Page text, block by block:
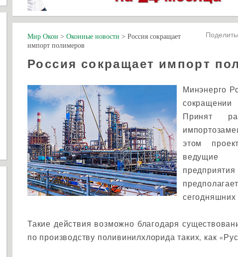
Мир Окон > Оконные новости > Россия сокращает
импорт полимеров
Россия сокращает импорт
Минэнерго
Принят
этом
ведущие
сегодняшних
Такие действия возможно благодаря
по производству поливинилхлорида таких, как